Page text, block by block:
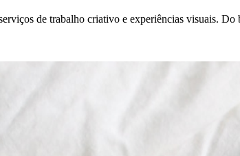
de trabalho criativo e experiências visuais.